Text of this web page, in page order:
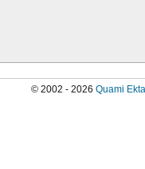
© 2002 - 2026 Quami